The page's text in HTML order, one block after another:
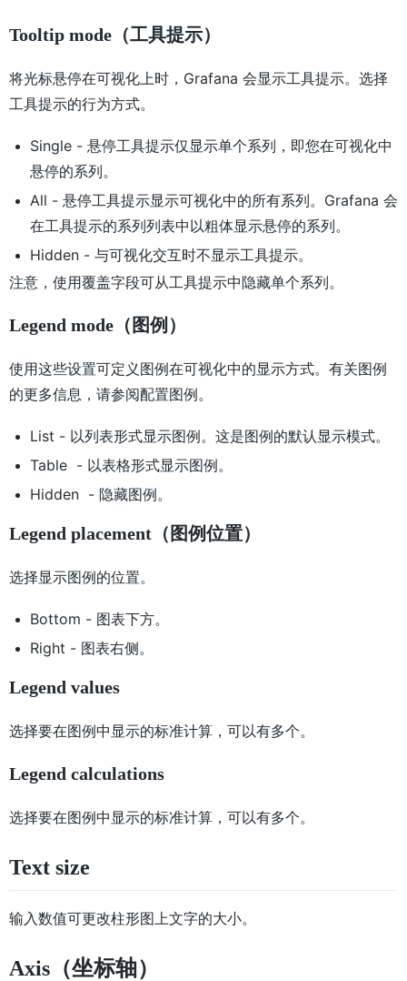
Tooltip mode（工具提示）
将光标悬停在可视化上时，Grafana 会显示工具提示。选择
工具提示的行为方式。
Single - 悬停工具提示仅显示单个系列，即您在可视化中
悬停的系列。
All - 悬停工具提示显示可视化中的所有系列。Grafana 会
在工具提示的系列列表中以粗体显示悬停的系列。
Hidden - 与可视化交互时不显示工具提示。
注意，使用覆盖字段可从工具提示中隐藏单个系列。
Legend mode（图例）
使用这些设置可定义图例在可视化中的显示方式。有关图例
的更多信息，请参阅配置图例。
List - 以列表形式显示图例。这是图例的默认显示模式。
Table - 以表格形式显示图例。
Hidden - 隐藏图例。
Legend placement（图例位置）
选择显示图例的位置。
Bottom - 图表下方。
Right - 图表右侧。
Legend values
选择要在图例中显示的标准计算，可以有多个。
Legend calculations
选择要在图例中显示的标准计算，可以有多个。
Text size
输入数值可更改柱形图上文字的大小。
Axis（坐标轴）